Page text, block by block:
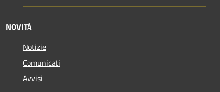
NOVITÀ
Notizie
Comunicati
Avvisi